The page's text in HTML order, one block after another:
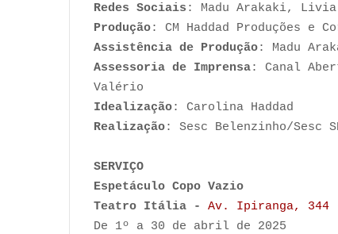
Redes Sociais : Madu Arakaki,
Produção: CM Haddad Produções e
Assistência de Produção: Madu
Assessoria de Imprensa: Canal
Valério
Idealização: Carolina Haddad
Realização: Sesc Belenzinho/Sesc
SERVIÇO
Espetáculo Copo Vazio
Teatro Itália - Av. Ipiranga, 344 -
De 1º a 30 de abril de 2025